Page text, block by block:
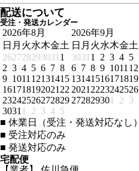
配送について
受注・発送カレンダー
2026年8月
日 月 火水木金土
262728293031 1
2 3 4 5 6 7 8
9 1011 12131415
161718192021 22
23242526272829
3031 1 2 3 4 5
2026年9月
日 月 火水木金土
3031 1 2 3 4 5
6 7 8 9 1011 12
13141516171819
2021 2223242526
272829301 2 3
■ 休業日（受注・発送対応なし）
■ 受注対応のみ
■ 発送対応のみ
宅配便